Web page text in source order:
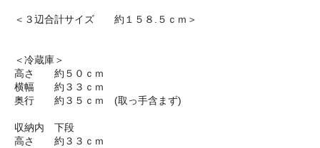
＜３辺合計サイズ 約１５８.５ｃｍ＞
＜冷蔵庫＞
高さ 約５０ｃｍ
横幅 約３３ｃｍ
奥行 約３５ｃｍ (取っ手含まず)
収納内 下段
高さ 約３３ｃｍ